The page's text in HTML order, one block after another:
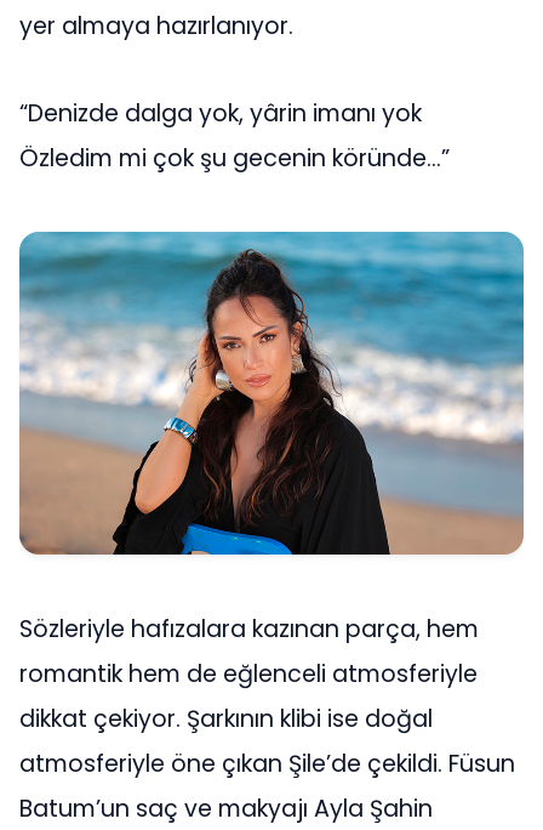
yer almaya hazırlanıyor.
“Denizde dalga yok, yârin imanı yok
Özledim mi çok şu gecenin köründe…”
Sözleriyle hafızalara kazınan parça, hem
romantik hem de eğlenceli atmosferiyle
dikkat çekiyor. Şarkının klibi ise doğal
atmosferiyle öne çıkan Şile’de çekildi. Füsun
Batum’un saç ve makyajı Ayla Şahin